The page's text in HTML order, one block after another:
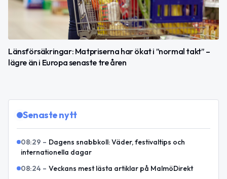
Länsförsäkringar: Matpriserna har ökat i ”normal takt” –
lägre än i Europa senaste tre åren
Senaste nytt
08:29 – Dagens snabbkoll: Väder, festivaltips och
internationella dagar
08:24 – Veckans mest lästa artiklar på MalmöDirekt